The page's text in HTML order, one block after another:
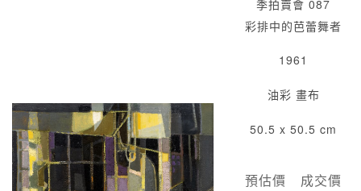
季拍賣會 087
彩排中的芭蕾舞者
1961
油彩 畫布
50.5 x 50.5 cm
預估價 成交價